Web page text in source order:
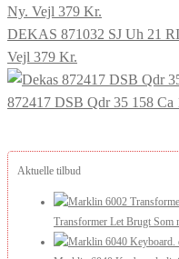
DEKAS 871032 SJ Uh 21
Vejl 379 Kr.
872417 DSB Qdr 35 158 Ca
Aktuelle tilbud
Transformer Let Brugt Som